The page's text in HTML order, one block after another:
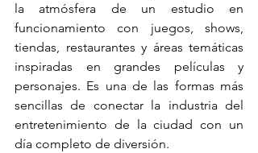
la atmósfera de un estudio en
funcionamiento con juegos, shows,
tiendas, restaurantes y áreas temáticas
inspiradas en grandes películas y
personajes. Es una de las formas más
sencillas de conectar la industria del
entretenimiento de la ciudad con un
día completo de diversión.